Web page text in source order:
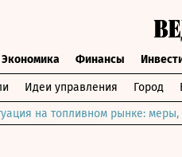
Экономика Финансы
Идеи управления Город
на топливном рынке: